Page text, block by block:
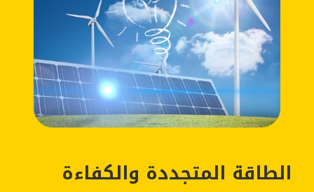
الطاقة المتجددة والكفاءة